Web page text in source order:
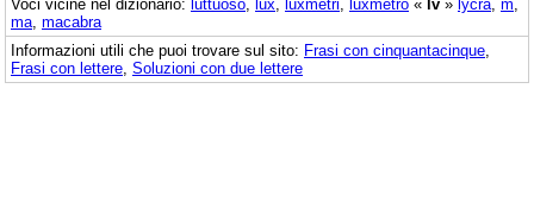
Voci vicine nel dizionario: luttuoso lux luxmetri luxmetro « lv » lycra m
ma macabra
Informazioni utili che puoi trovare sul sito: Frasi con cinquantacinque
Frasi con lettere Soluzioni con due lettere